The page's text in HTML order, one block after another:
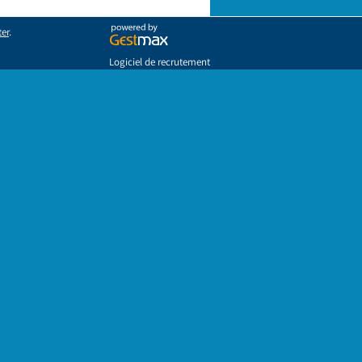
.
Logiciel de recrutement